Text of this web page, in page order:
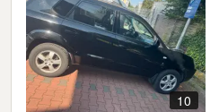
10